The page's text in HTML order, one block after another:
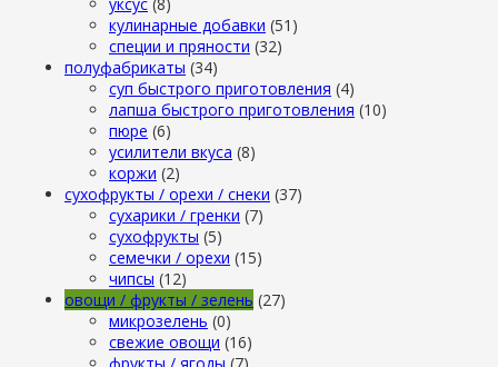
кулинарные добавки (51)
специи и пряности (32)
полуфабрикаты (34)
суп быстрого приготовления (4)
лапша быстрого приготовления (10)
пюре (6)
усилители вкуса (8)
коржи (2)
сухофрукты / орехи / снеки (37)
сухарики / гренки (7)
сухофрукты (5)
семечки / орехи (15)
чипсы (12)
овощи / фрукты / зелень (27)
микрозелень (0)
свежие овощи (16)